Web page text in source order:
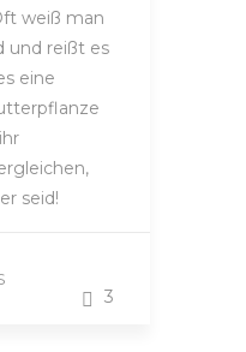
weiß man
und reißt es
eine
seid!
3